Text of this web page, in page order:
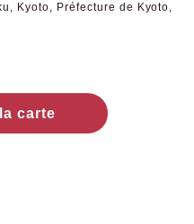
Kyoto, Préfecture de Kyoto,
carte